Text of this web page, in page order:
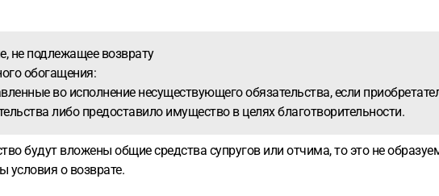
не подлежащее возврату
обогащения:
во исполнение несуществующего обязательства, если
либо предоставило имущество в целях благотворительности.
будут вложены общие средства супругов или отчима, то это не
условия о возврате.